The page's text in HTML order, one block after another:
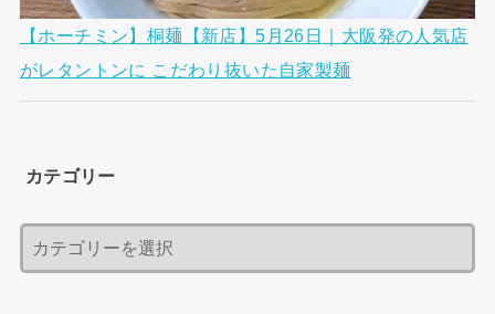
【ホーチミン】桐麺【新店】5月26日｜大阪発の人気店
がレタントンに こだわり抜いた自家製麺
カテゴリー